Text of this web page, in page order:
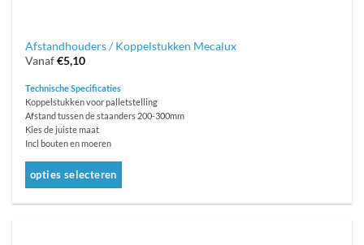
Afstandhouders / Koppelstukken Mecalux
Vanaf€5,10
Technische Specificaties
Koppelstukken voor palletstelling
Afstand tussen de staanders 200-300mm
Kies de juiste maat
Incl bouten en moeren
opties selecteren